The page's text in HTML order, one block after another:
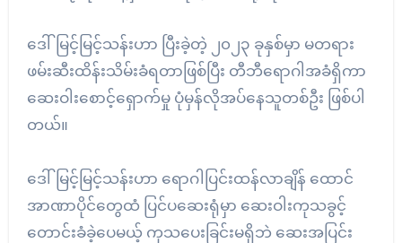
ဒေါ်မြင့်မြင့်သန်းဟာ ပြီးခဲ့တဲ့ ၂၀၂၃ ခုနှစ်မှာ မတရား
ဖမ်းဆီးထိန်းသိမ်းခံရတာဖြစ်ပြီး တီဘီရောဂါအခံရှိကာ
ဆေးဝါးစောင့်ရှောက်မှု ပုံမှန်လိုအပ်နေသူတစ်ဦး ဖြစ်ပါ
တယ်။
ဒေါ်မြင့်မြင့်သန်းဟာ ရောဂါပြင်းထန်လာချိန် ထောင်
အာဏာပိုင်တွေထံ ပြင်ပဆေးရုံမှာ ဆေးဝါးကုသခွင့်
တောင်းခံခဲ့ပေမယ့် ကုသပေးခြင်းမရှိဘဲ ဆေးအပြင်း